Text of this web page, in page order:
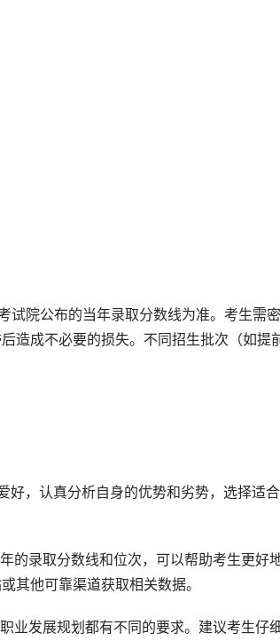
试院公布的当年录取分数线为准。考生需
造成不必要的损失。不同招生批次（如提
好，认真分析自身的优势和劣势，选择适
的录取分数线和位次，可以帮助考生更好
其他可靠渠道获取相关数据。
业发展规划都有不同的要求。建议考生仔